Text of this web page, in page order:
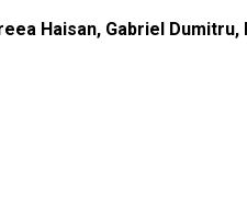
Haisan, Gabriel Dumitru,